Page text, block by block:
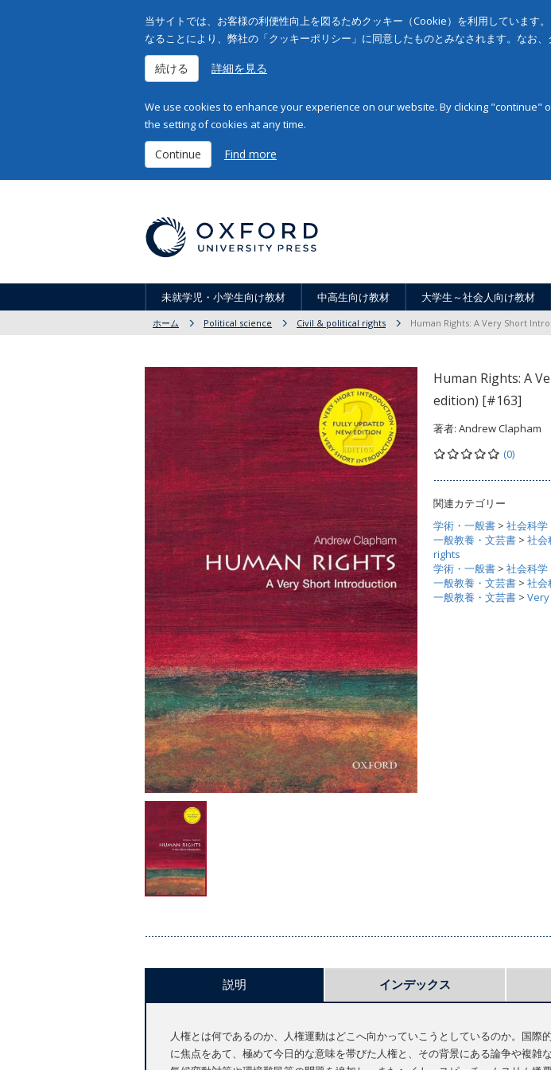
当サイトでは、お客様の利便性向上を図るためクッキー（Cookie）を利用しています
なることにより、弊社の「クッキーポリシー」に同意したものとみなされます。なお、
続ける 詳細を見る
We use cookies to enhance your experience on our website. By clicking
the setting of cookies at any time.
Continue Find more
未就学児・小学生向け教材 中高生向け教材 大学生～社会人向け教材
ホーム Political science Civil & political rights Human Rights: A Very Short
Human Rights: A
edition) [#163]
著者: Andrew Clapham
(0)
関連カテゴリー
学術・一般書 > 社会科学
一般教養・文芸書 > 社会
rights
学術・一般書 > 社会科学
一般教養・文芸書 > 社会
一般教養・文芸書 >
説明 インデックス
人権とは何であるのか、人権運動はどこへ向かっていこうとしているのか。国
に焦点をあて、極めて今日的な意味を帯びた人権と、その背景にある論争や複